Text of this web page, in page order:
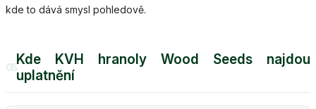
kde to dává smysl pohledově.
05Kde KVH hranoly Wood Seeds najdou
uplatnění